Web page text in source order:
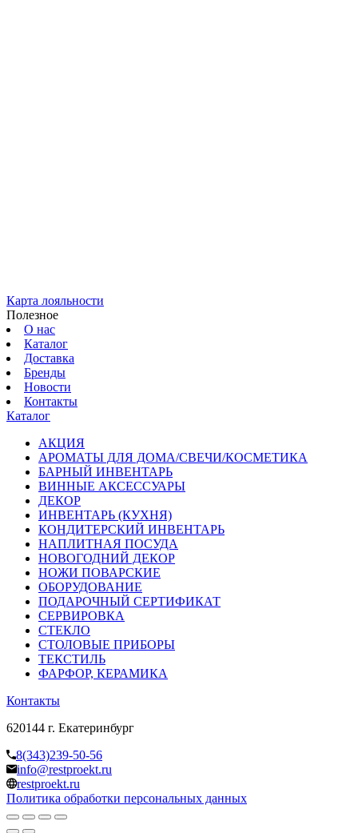
Карта лояльности
Полезное
О нас
Каталог
Доставка
Бренды
Новости
Контакты
Каталог
АКЦИЯ
АРОМАТЫ ДЛЯ ДОМА/СВЕЧИ/КОСМЕТИКА
БАРНЫЙ ИНВЕНТАРЬ
ВИННЫЕ АКСЕССУАРЫ
ДЕКОР
ИНВЕНТАРЬ (КУХНЯ)
КОНДИТЕРСКИЙ ИНВЕНТАРЬ
НАПЛИТНАЯ ПОСУДА
НОВОГОДНИЙ ДЕКОР
НОЖИ ПОВАРСКИЕ
ОБОРУДОВАНИЕ
ПОДАРОЧНЫЙ СЕРТИФИКАТ
СЕРВИРОВКА
СТЕКЛО
СТОЛОВЫЕ ПРИБОРЫ
ТЕКСТИЛЬ
ФАРФОР, КЕРАМИКА
Контакты
620144 г. Екатеринбург
8(343)239-50-56
info@restproekt.ru
restproekt.ru
Политика обработки персональных данных